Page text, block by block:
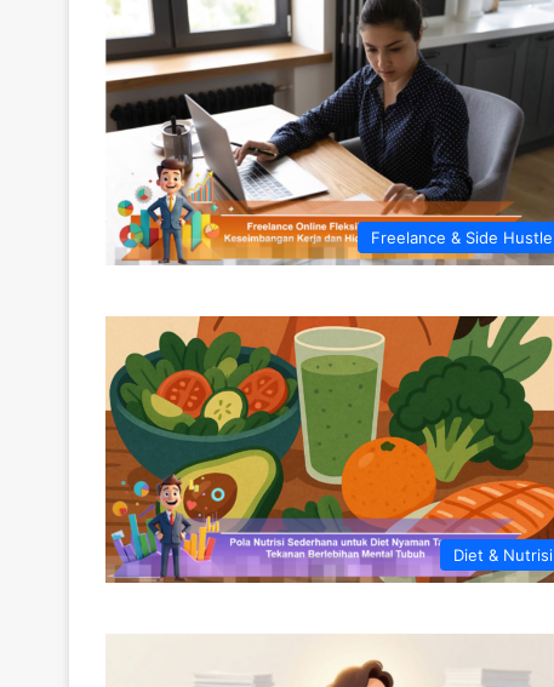
Freelance & Side Hustle
Diet & Nutrisi